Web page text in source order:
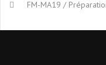
FM-MA19 /